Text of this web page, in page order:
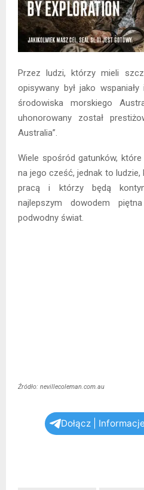
Przez ludzi, którzy mieli
opisywany był jako
środowiska morskiego
uhonorowany został
Australia”.
Wiele spośród gatunków, które
na jego cześć, jednak to
pracą i którzy będą
najlepszym dowodem
podwodny świat.
Źródło: nevillecoleman.com.au
Dołącz |